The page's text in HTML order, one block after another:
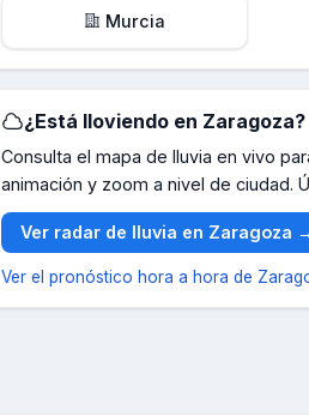
Murcia
¿Está lloviendo en Zaragoza
Consulta el mapa de lluvia en vivo
animación y zoom a nivel de ciudad.
Ver radar de lluvia en Zaragoza →
Ver el pronóstico hora a hora de